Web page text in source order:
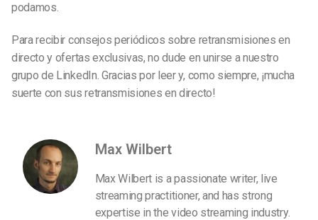
podamos.
Para recibir consejos periódicos sobre retransmisiones en
directo y ofertas exclusivas, no dude en unirse a nuestro
grupo de LinkedIn. Gracias por leer y, como siempre, ¡mucha
suerte con sus retransmisiones en directo!
Max Wilbert
Max Wilbert is a passionate writer, live
streaming practitioner, and has strong
expertise in the video streaming industry.